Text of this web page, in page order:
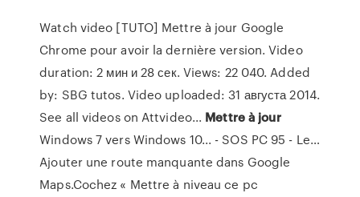
Watch video [TUTO] Mettre à jour Google
Chrome pour avoir la dernière version. Video
duration: 2 мин и 28 сек. Views: 22 040. Added
by: SBG tutos. Video uploaded: 31 августа 2014.
See all videos on Attvideo... Mettreà jour
Windows 7 vers Windows 10... - SOS PC 95 - Le…
Ajouter une route manquante dans Google
Maps.Cochez « Mettre à niveau ce pc